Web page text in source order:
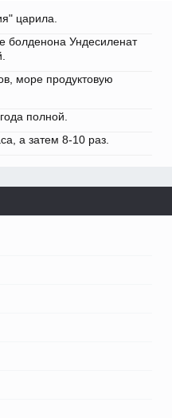
царила.
болденона Ундесиленат
море продуктовую
полной.
а затем 8-10 раз.